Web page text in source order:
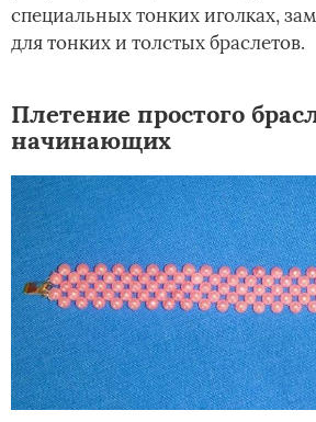
специальных тонких иголках,
для тонких и толстых браслетов.
Плетение простого
начинающих